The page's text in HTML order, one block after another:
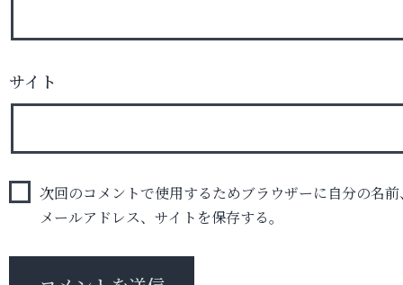
サイト
次回のコメントで使用するためブラウザーに自分の名前
メールアドレス、サイトを保存する。